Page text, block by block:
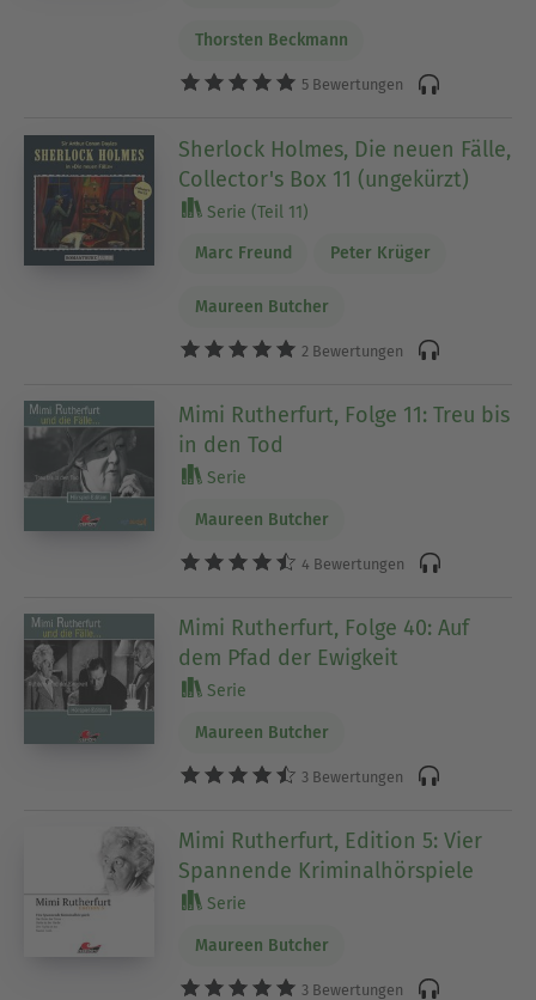
Thorsten Beckmann
5 Bewertungen
Sherlock Holmes, Die neuen Fälle,
Collector's Box 11 (ungekürzt)
Serie (Teil 11)
Marc Freund Peter Krüger
Maureen Butcher
2 Bewertungen
Mimi Rutherfurt, Folge 11: Treu bis
in den Tod
Serie
Maureen Butcher
4 Bewertungen
Mimi Rutherfurt, Folge 40: Auf
dem Pfad der Ewigkeit
Serie
Maureen Butcher
3 Bewertungen
Mimi Rutherfurt, Edition 5: Vier
Spannende Kriminalhörspiele
Serie
Maureen Butcher
3 Bewertungen